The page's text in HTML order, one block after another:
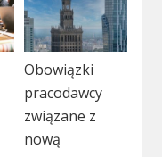
Obowiązki
pracodawcy
związane z
nową